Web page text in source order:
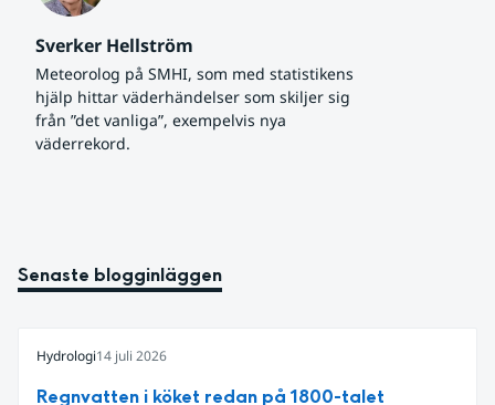
Sverker Hellström
Meteorolog på SMHI, som med statistikens
hjälp hittar väderhändelser som skiljer sig
från ”det vanliga”, exempelvis nya
väderrekord.
Senaste blogginläggen
Hydrologi14 juli 2026
Regnvatten i köket redan på 1800-talet